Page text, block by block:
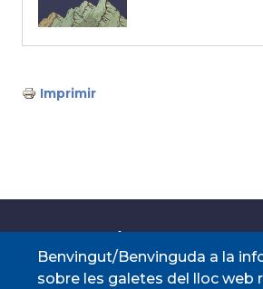
Imprimir
Accesos directos
Benvingut/Benvinguda a la
sobre les galetes del lloc web